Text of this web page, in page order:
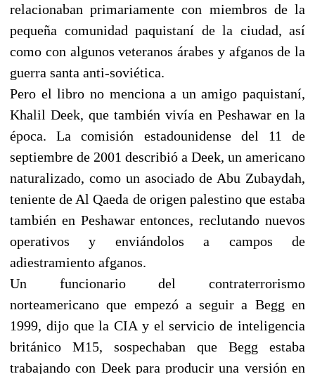
relacionaban primariamente con miembros de la
pequeña comunidad paquistaní de la ciudad, así
como con algunos veteranos árabes y afganos de la
guerra santa anti-soviética.
Pero el libro no menciona a un amigo paquistaní,
Khalil Deek, que también vivía en Peshawar en la
época. La comisión estadounidense del 11 de
septiembre de 2001 describió a Deek, un americano
naturalizado, como un asociado de Abu Zubaydah,
teniente de Al Qaeda de origen palestino que estaba
también en Peshawar entonces, reclutando nuevos
operativos y enviándolos a campos de
adiestramiento afganos.
Un funcionario del contraterrorismo
norteamericano que empezó a seguir a Begg en
1999, dijo que la CIA y el servicio de inteligencia
británico M15, sospechaban que Begg estaba
trabajando con Deek para producir una versión en